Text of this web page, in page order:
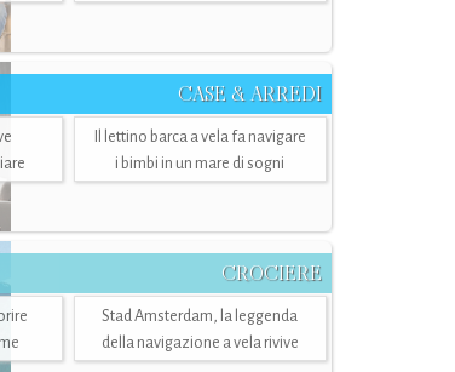
CASE & ARREDI
Il lettino barca a vela fa navigare
i bimbi in un mare di sogni
CROCIERE
Stad Amsterdam, la leggenda
della navigazione a vela rivive